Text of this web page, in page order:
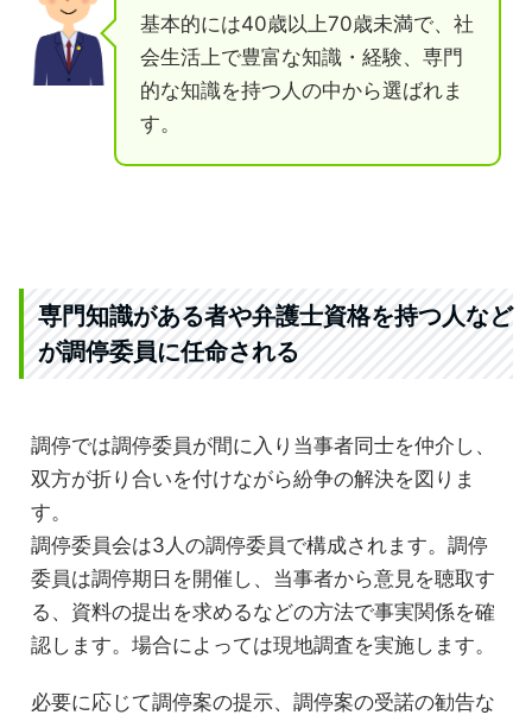
基本的には40歳以上70歳未満で、社
会生活上で豊富な知識・経験、専門
的な知識を持つ人の中から選ばれま
す。
専門知識がある者や弁護士資格を持つ人など
が調停委員に任命される
調停では調停委員が間に入り当事者同士を仲介し、
双方が折り合いを付けながら紛争の解決を図りま
す。
調停委員会は3人の調停委員で構成されます。調停
委員は調停期日を開催し、当事者から意見を聴取す
る、資料の提出を求めるなどの方法で事実関係を確
認します。場合によっては現地調査を実施します。
必要に応じて調停案の提示、調停案の受諾の勧告な